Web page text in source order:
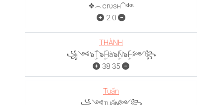
❖︵crυѕн⁀ᶦᵈᵒᶫ
2 0
THÀNH
꧁༺๖ۣۜT๖ۣۜHà๖ۣۜN๖ۣۜH༻꧂
38 35
Tuấn
꧁༺тuấɴ༻꧂